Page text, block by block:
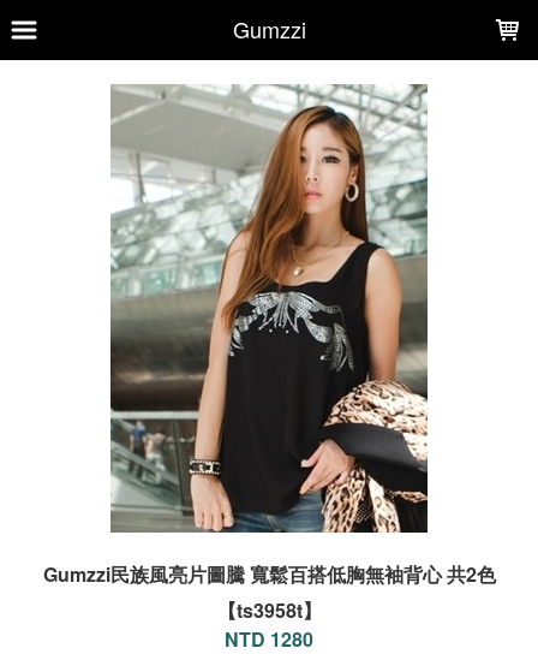
Gumzzi
Gumzzi民族風亮片圖騰 寬鬆百搭低胸無袖背心 共2色
【ts3958t】
NTD 1280